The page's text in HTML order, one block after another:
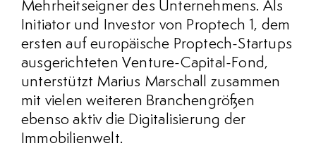
Mehrheitseigner des Unternehmens. Als
Initiator und Investor von Proptech 1, dem
ersten auf europäische Proptech-Startups
ausgerichteten Venture-Capital-Fond,
unterstützt Marius Marschall zusammen
mit vielen weiteren Branchengrößen
ebenso aktiv die Digitalisierung der
Immobilienwelt.